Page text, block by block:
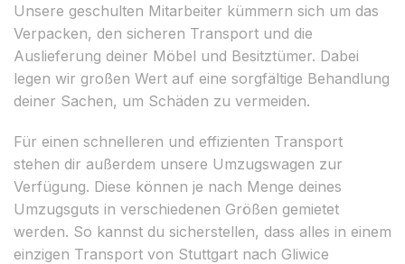
Unsere geschulten Mitarbeiter kümmern sich um das
Verpacken, den sicheren Transport und die
Auslieferung deiner Möbel und Besitztümer. Dabei
legen wir großen Wert auf eine sorgfältige Behandlung
deiner Sachen, um Schäden zu vermeiden.
Für einen schnelleren und effizienten Transport
stehen dir außerdem unsere Umzugswagen zur
Verfügung. Diese können je nach Menge deines
Umzugsguts in verschiedenen Größen gemietet
werden. So kannst du sicherstellen, dass alles in einem
einzigen Transport von Stuttgart nach Gliwice